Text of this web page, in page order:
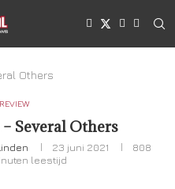
Others
Several Others
23 juni 2021
808
leestijd